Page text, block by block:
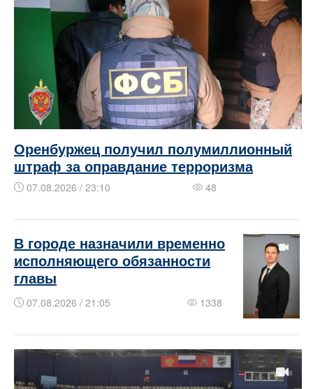
Оренбуржец получил полумиллионный
штраф за оправдание терроризма
07.08.2026 / 23:10 48
В городе назначили временно
исполняющего обязанности
главы
07.08.2026 / 21:05 1338